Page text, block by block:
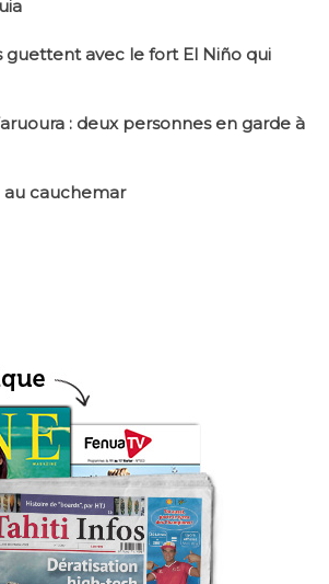
guettent avec le fort El Niño qui
: deux personnes en garde à
cauchemar